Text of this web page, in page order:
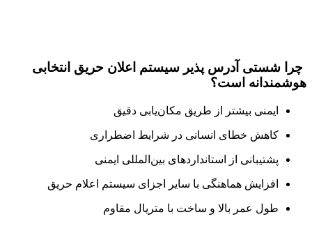
چرا شستی آدرس پذیر سیستم اعلان حریق انتخابی
هوشمندانه است؟
ایمنی بیشتر از طریق مکان‌یابی دقیق
کاهش خطای انسانی در شرایط اضطراری
پشتیبانی از استانداردهای بین‌المللی ایمنی
افزایش هماهنگی با سایر اجزای سیستم اعلام حریق
طول عمر بالا و ساخت با متریال مقاوم